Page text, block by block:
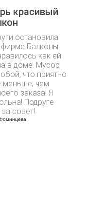
красивый
остановила
Балконы
как ей
в доме. Мусор
что приятно
меньше, чем
заказа! Я
Подруге
совет!